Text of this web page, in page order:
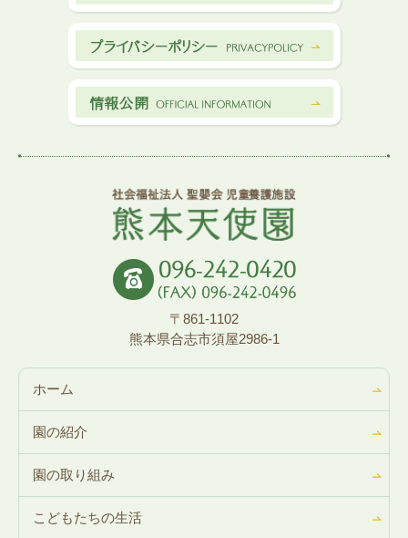
〒861-1102
熊本県合志市須屋2986-1
ホーム
園の紹介
園の取り組み
こどもたちの生活